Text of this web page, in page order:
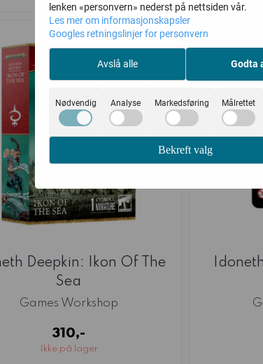
Deepkin: Ikon Of The
Sea
Games Workshop
310,-
Ikke på lager
lenken «personvern» nederst på nettsiden vår.
Les mer om informasjonskapsler
Googles retningslinjer for personvern
Avslå alle Godta
Nødvendig Analyse Markedsføring Målrettet
Bekreft valg